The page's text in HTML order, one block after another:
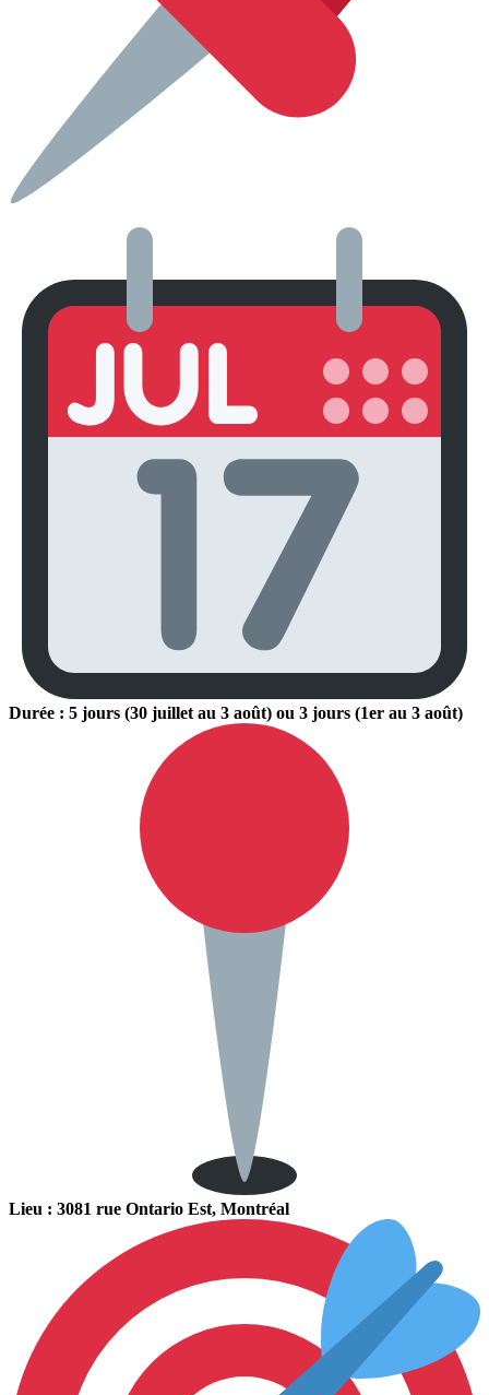
Durée : 5 jours (30 juillet au 3 août) ou 3 jours (1er au 3 août)
Lieu : 3081 rue Ontario Est, Montréal